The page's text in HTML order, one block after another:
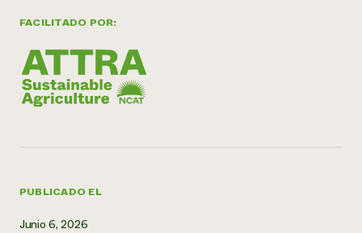
FACILITADO POR:
PUBLICADO EL
Junio 6, 2026